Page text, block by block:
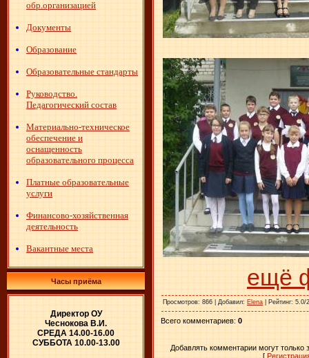
обр.организацией
Документы
Образование
Образовательные стандарты
Руководство.
Педагогический состав
Материально-техническое
обеспечение и
оснащенность
образовательного процесса
Платные образовательные
услуги
Финансово-хозяйственная
деятельность
Вакантные места
Часы приёма
Директор ОУ
Чеснокова В.И.
СРЕДА 14.00-16.00
СУББОТА 10.00-13.00
ещё
Просмотров: 866 | Добавил: Elena Рейтинг: 5.0/
Всего комментариев: 0
Добавлять комментарии могут только
[